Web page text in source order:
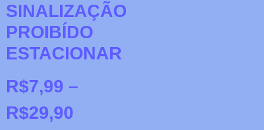
SINALIZAÇÃO
PROIBÍDO
ESTACIONAR
R$7,99 –
R$29,90